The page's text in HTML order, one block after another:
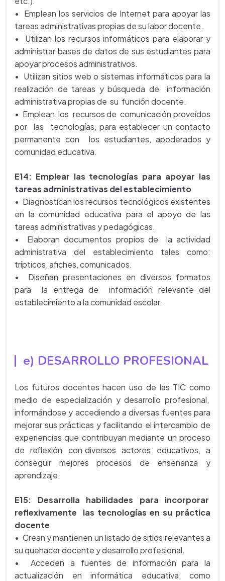
• Emplean los servicios de Internet para apoyar las
tareas administrativas propias de su labor docente.
• Utilizan los recursos informáticos para elaborar y
administrar bases de datos de sus estudiantes para
apoyar procesos administrativos.
• Utilizan sitios web o sistemas informáticos para la
realización de tareas y búsqueda de información
administrativa propias de su función docente.
• Emplean los recursos de comunicación proveídos
por las tecnologías, para establecer un contacto
permanente con los estudiantes, apoderados y
comunidad educativa.
E14: Emplear las tecnologías para apoyar las
tareas administrativas del establecimiento
• Diagnostican los recursos tecnológicos existentes
en la comunidad educativa para el apoyo de las
tareas administrativas y pedagógicas.
• Elaboran documentos propios de la actividad
administrativa del establecimiento tales como:
trípticos, afiches, comunicados.
• Diseñan presentaciones en diversos formatos
para la entrega de información relevante del
establecimiento a la comunidad escolar.
e) DESARROLLO PROFESIONAL
Los futuros docentes hacen uso de las TIC como
medio de especialización y desarrollo profesional,
informándose y accediendo a diversas fuentes para
mejorar sus prácticas y facilitando el intercambio de
experiencias que contribuyan mediante un proceso
de reflexión con diversos actores educativos, a
conseguir mejores procesos de enseñanza y
aprendizaje.
E15: Desarrolla habilidades para incorporar
reflexivamente las tecnologías en su práctica
docente
• Crean y mantienen un listado de sitios relevantes a
su quehacer docente y desarrollo profesional.
• Acceden a fuentes de información para la
actualización en informática educativa, como